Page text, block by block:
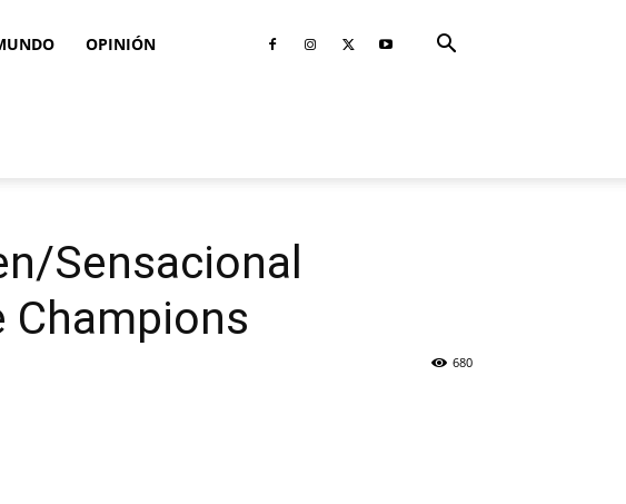
OPINIÓN
Sensacional
Champions
680